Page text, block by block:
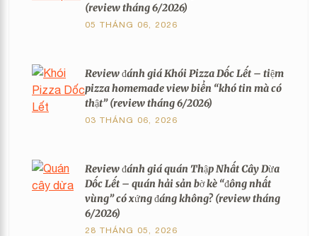
(review tháng 6/2026)
05 THÁNG 06, 2026
Review đánh giá Khói Pizza Dốc Lết – tiệm
pizza homemade view biển “khó tin mà có
thật” (review tháng 6/2026)
03 THÁNG 06, 2026
Review đánh giá quán Thập Nhất Cây Dừa
Dốc Lết – quán hải sản bờ kè “đông nhất
vùng” có xứng đáng không? (review tháng
6/2026)
28 THÁNG 05, 2026